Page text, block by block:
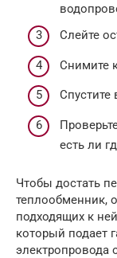
Слейте
Снимите
Спустите
есть ли
Чтобы достать
теплообменник,
подходящих к
который подает
электропровода